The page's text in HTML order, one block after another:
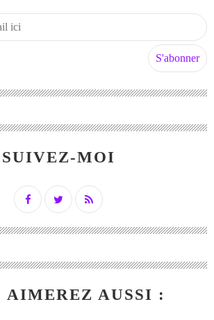
SUIVEZ-MOI
AIMEREZ AUSSI :